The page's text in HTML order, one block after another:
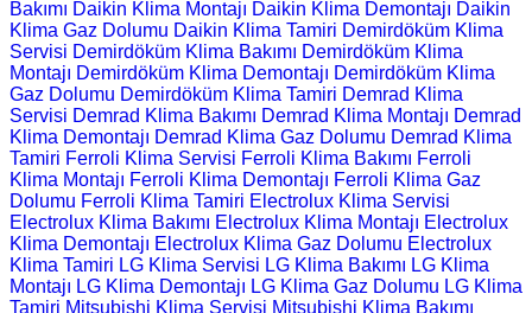
Bakımı Daikin Klima Montajı Daikin Klima Demontajı Daikin
Klima Gaz Dolumu Daikin Klima Tamiri Demirdöküm Klima
Servisi Demirdöküm Klima Bakımı Demirdöküm Klima
Montajı Demirdöküm Klima Demontajı Demirdöküm Klima
Gaz Dolumu Demirdöküm Klima Tamiri Demrad Klima
Servisi Demrad Klima Bakımı Demrad Klima Montajı Demrad
Klima Demontajı Demrad Klima Gaz Dolumu Demrad Klima
Tamiri Ferroli Klima Servisi Ferroli Klima Bakımı Ferroli
Klima Montajı Ferroli Klima Demontajı Ferroli Klima Gaz
Dolumu Ferroli Klima Tamiri Electrolux Klima Servisi
Electrolux Klima Bakımı Electrolux Klima Montajı Electrolux
Klima Demontajı Electrolux Klima Gaz Dolumu Electrolux
Klima Tamiri LG Klima Servisi LG Klima Bakımı LG Klima
Montajı LG Klima Demontajı LG Klima Gaz Dolumu LG Klima
Tamiri Mitsubishi Klima Servisi Mitsubishi Klima Bakımı